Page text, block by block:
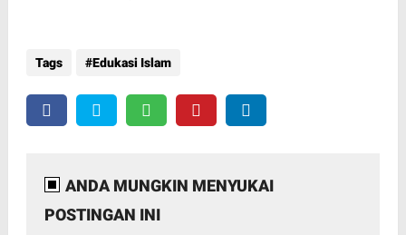
Tags Edukasi Islam
ANDA MUNGKIN MENYUKAI
POSTINGAN INI